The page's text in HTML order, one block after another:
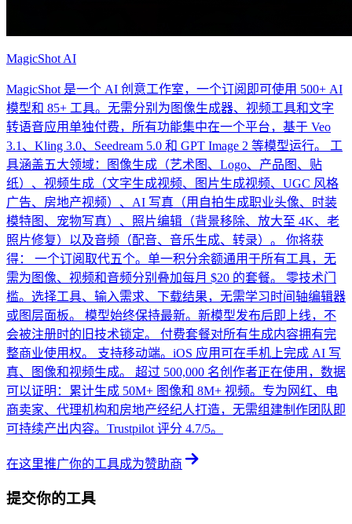
MagicShot AI
MagicShot 是一个 AI 创意工作室，一个订阅即可使用 500+ AI
模型和 85+ 工具。无需分别为图像生成器、视频工具和文字
转语音应用单独付费，所有功能集中在一个平台，基于 Veo
3.1、Kling 3.0、Seedream 5.0 和 GPT Image 2 等模型运行。 工
具涵盖五大领域：图像生成（艺术图、Logo、产品图、贴
纸）、视频生成（文字生成视频、图片生成视频、UGC 风格
广告、房地产视频）、AI 写真（用自拍生成职业头像、时装
模特图、宠物写真）、照片编辑（背景移除、放大至 4K、老
照片修复）以及音频（配音、音乐生成、转录）。 你将获
得： 一个订阅取代五个。单一积分余额通用于所有工具，无
需为图像、视频和音频分别叠加每月 $20 的套餐。 零技术门
槛。选择工具、输入需求、下载结果，无需学习时间轴编辑器
或图层面板。 模型始终保持最新。新模型发布后即上线，不
会被注册时的旧技术锁定。 付费套餐对所有生成内容拥有完
整商业使用权。 支持移动端。iOS 应用可在手机上完成 AI 写
真、图像和视频生成。 超过 500,000 名创作者正在使用，数据
可以证明：累计生成 50M+ 图像和 8M+ 视频。专为网红、电
商卖家、代理机构和房地产经纪人打造，无需组建制作团队即
可持续产出内容。Trustpilot 评分 4.7/5。
在这里推广你的工具成为赞助商
提交你的工具